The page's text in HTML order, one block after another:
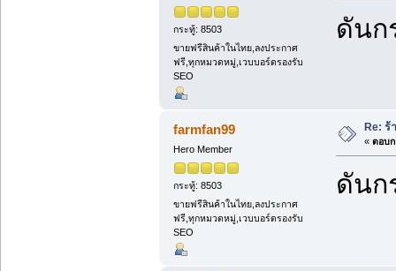
กระทู้: 8503
ขายฟรีสินค้าในไทย,ลงประกาศ
ฟรี,ทุกหมวดหมู่,เวบบอร์ดรองรับ
SEO
ดันก
farmfan99
Hero Member
กระทู้: 8503
ขายฟรีสินค้าในไทย,ลงประกาศ
ฟรี,ทุกหมวดหมู่,เวบบอร์ดรองรับ
SEO
Re: ร้
« ตอบก
ดันก